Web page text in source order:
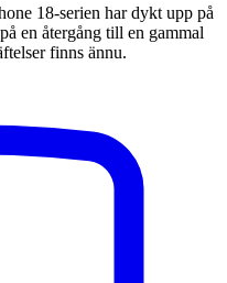
18-serien har dykt upp på
en återgång till en gammal
finns ännu.